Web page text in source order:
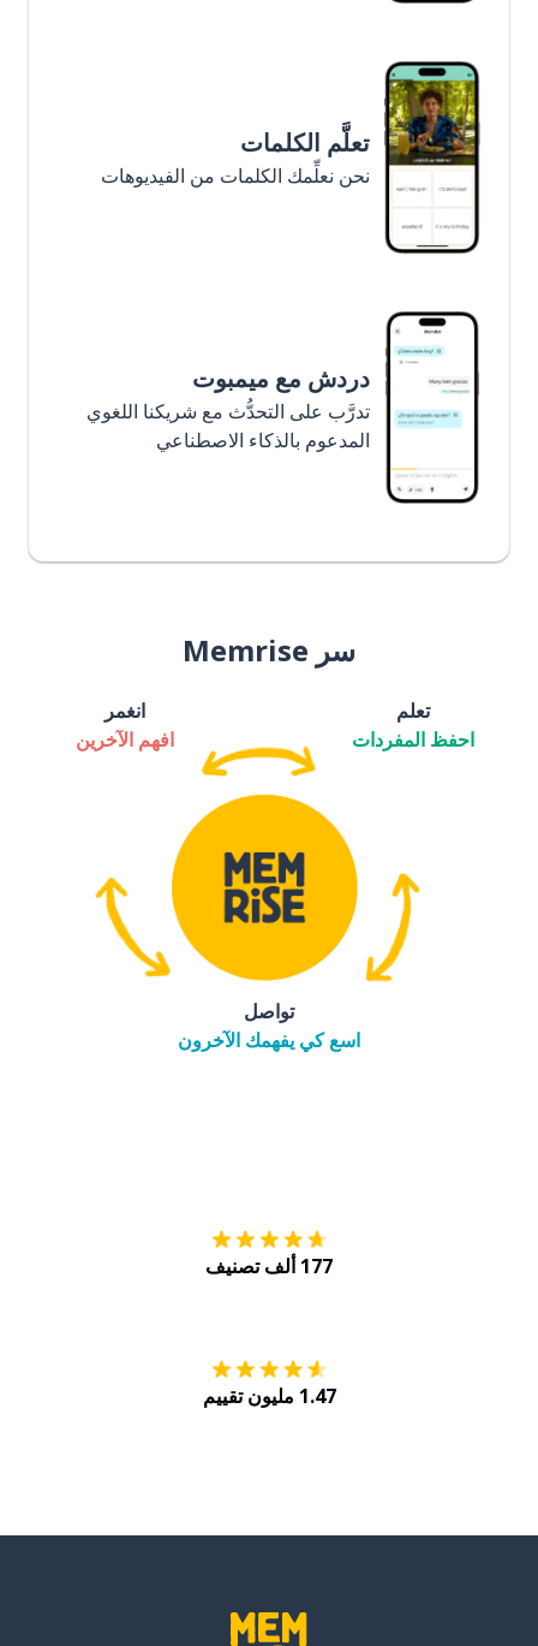
تعلَّم الكلمات
نحن نعلِّمك الكلمات من الفيديوهات
دردش مع ميمبوت
تدرَّب على التحدُّث مع شريكنا اللغوي
المدعوم بالذكاء الاصطناعي
سر Memrise
تعلم
احفظ المفردات
انغمر
افهم الآخرين
تواصل
اسع كي يفهمك الآخرون
177 ألف تصنيف
1.47 مليون تقييم